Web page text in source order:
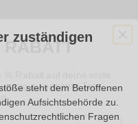
zuständigen
steht dem Betroffenen
Aufsichtsbehörde zu.
Fragen
RABATT
Rabatt auf deine erste